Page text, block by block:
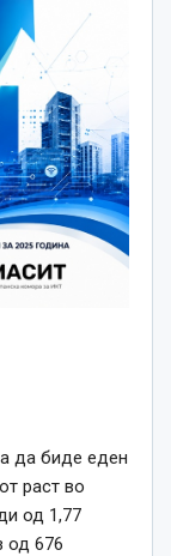
да биде еден
раст во
од 1,77
од 676